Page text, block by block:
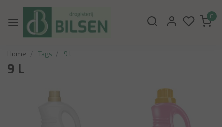
0
Home Tags 9 L
9 L